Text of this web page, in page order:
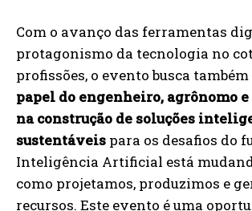
Com o avanço das ferramentas
protagonismo da tecnologia no
profissões, o evento busca também
papel do engenheiro, agrônomo
na construção de soluções
sustentáveis para os desafios do
Inteligência Artificial está
como projetamos, produzimos e
recursos. Este evento é uma